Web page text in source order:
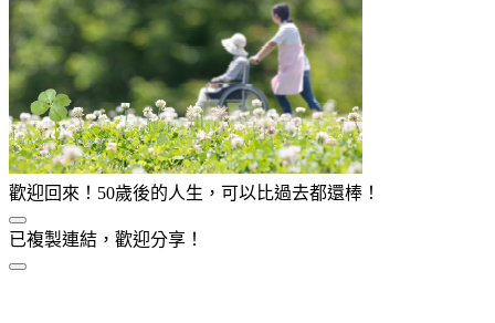
歡迎回來！50歲後的人生，可以比過去都還棒！
已複製連結，歡迎分享！